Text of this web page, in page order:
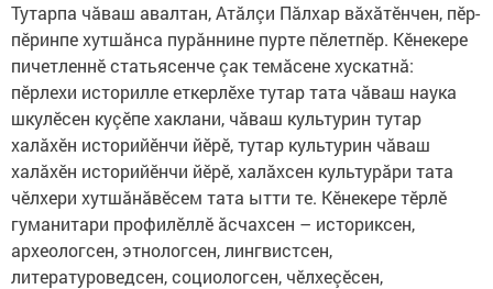
Тутарпа чăваш авалтан, Атăлçи Пăлхар вăхăтӗнчен, пӗр-
пӗринпе хутшăнса пурăннине пурте пӗлетпӗр. Кӗнекере
пичетленнӗ статьясенче çак темăсене хускатнă:
пӗрлехи историлле еткерлӗхе тутар тата чăваш наука
шкулӗсен куçӗпе хаклани, чăваш культурин тутар
халăхӗн историйӗнчи йӗрӗ, тутар культурин чăваш
халăхӗн историйӗнчи йӗрӗ, халăхсен культурăри тата
чӗлхери хутшăнăвӗсем тата ытти те. Кӗнекере тӗрлӗ
гуманитари профилӗллӗ ăсчахсен – историксен,
археологсен, этнологсен, лингвистсен,
литературоведсен, социологсен, чӗлхеçӗсен,